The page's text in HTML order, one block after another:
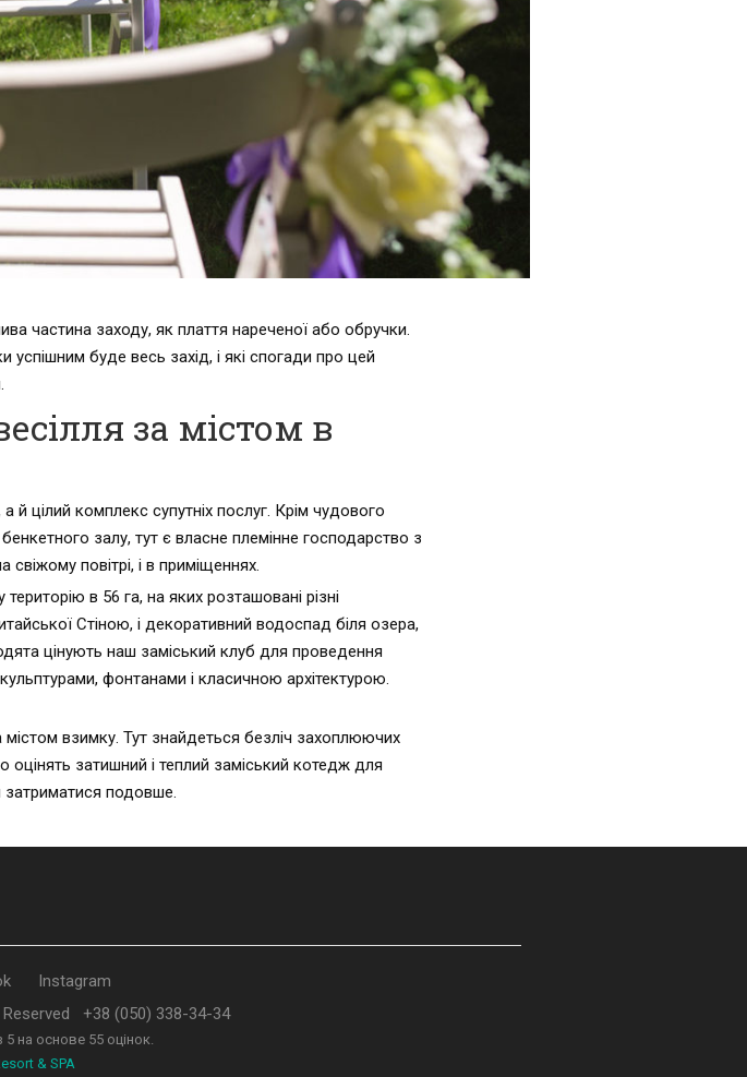
частина заходу, як плаття нареченої або обручки.
успішним буде весь захід, і які спогади про цей
за містом в
й цілий комплекс супутніх послуг. Крім чудового
залу, тут є власне племінне господарство з
повітрі, і в приміщеннях.
в 56 га, на яких розташовані різні
Стіною, і декоративний водоспад біля озера,
цінують наш заміський клуб для проведення
фонтанами і класичною архітектурою.
взимку. Тут знайдеться безліч захоплюючих
затишний і теплий заміський котедж для
затриматися подовше.
Instagram
+38 (050) 338-34-34
5 на основе 55оцінок.
& SPA